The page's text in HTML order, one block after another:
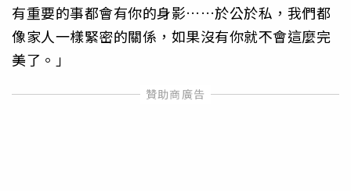
有重要的事都會有你的身影……於公於私，我們都
像家人一樣緊密的關係，如果沒有你就𣎴會這麼完
美了。」